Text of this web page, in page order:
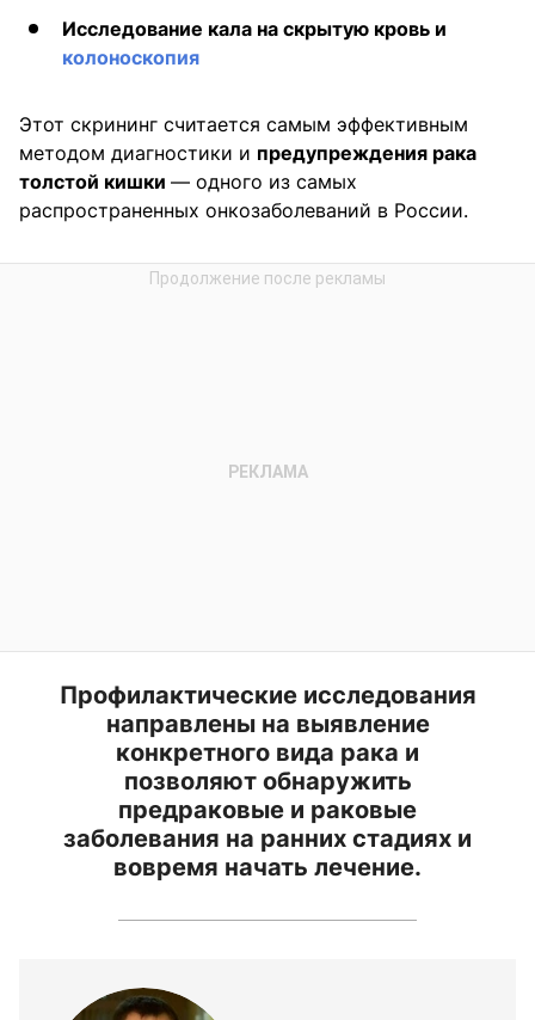
Исследование кала на скрытую кровь и
колоноскопия
Этот скрининг считается самым эффективным
методом диагностики и предупреждения рака
толстой кишки — одного из самых
распространенных онкозаболеваний в России.
Профилактические исследования
направлены на выявление
конкретного вида рака и
позволяют обнаружить
предраковые и раковые
заболевания на ранних стадиях и
вовремя начать лечение.